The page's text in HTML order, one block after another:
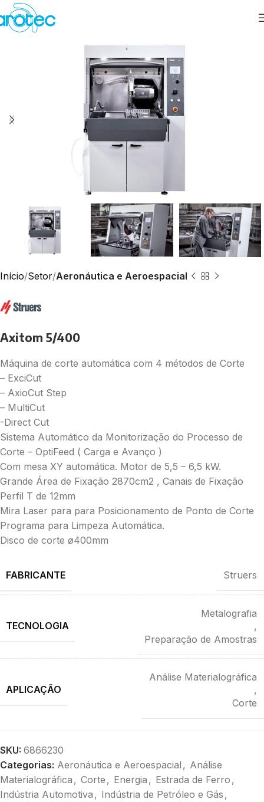
Início Setor Aeronáutica e Aeroespacial
Axitom 5/400
Máquina de corte automática com 4 métodos de Corte
– ExciCut
– AxioCut Step
– MultiCut
-Direct Cut
Sistema Automático da Monitorização do Processo de
Corte – OptiFeed ( Carga e Avanço )
Com mesa XY automática. Motor de 5,5 – 6,5 kW.
Grande Área de Fixação 2870cm2 , Canais de Fixação
Perfil T de 12mm
Mira Laser para para Posicionamento de Ponto de Corte
Programa para Limpeza Automática.
Disco de corte ø400mm
FABRICANTE Struers
TECNOLOGIA
Metalografia
,
Preparação de Amostras
APLICAÇÃO
Análise Materialográfica
,
Corte
SKU: 6866230
Categorias: Aeronáutica e Aeroespacial , Análise
Materialográfica , Corte , Energia , Estrada de Ferro ,
Indústria Automotiva , Indústria de Petróleo e Gás ,